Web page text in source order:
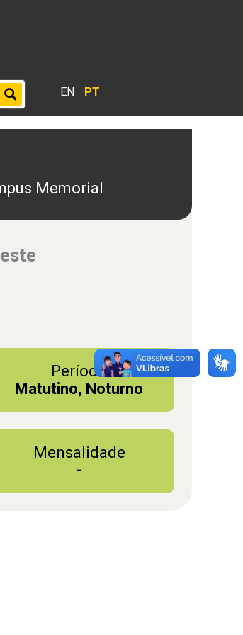
EN PT
Memorial
Período
Matutino, Noturno
Mensalidade
-